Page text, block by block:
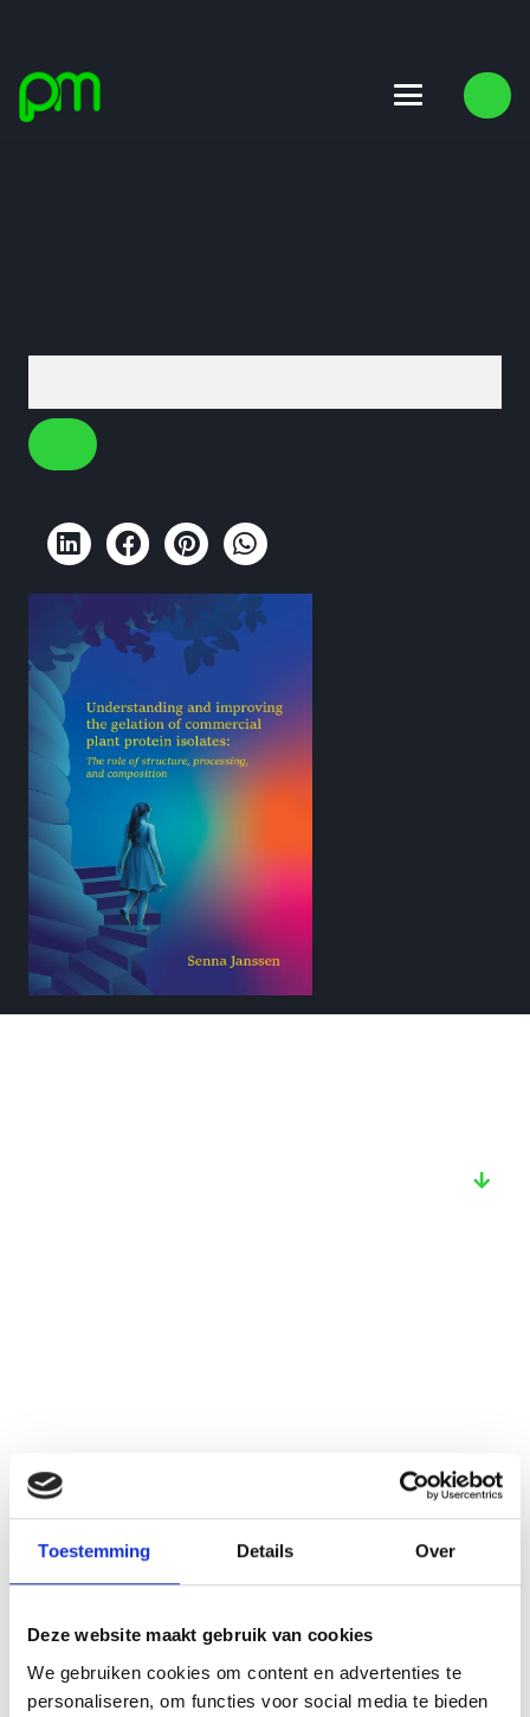
Toestemming Details Over
Deze website maakt gebruik van cookies
We gebruiken cookies om content en advertenties te
personaliseren, om functies voor social media te bieden